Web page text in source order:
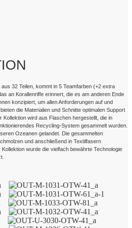
32 Teilen, kommt in 5 Teamfarben (+2 extra
an Korallenriffe erinnert, die es am anderen Ende
konzipiert, um allen Anforderungen auf und
die Materialien und Schnitte optimalen Support
Kollektion wird aus Flaschen hergestellt, die in
Recycling-System gesammelt wurden.
Ozeanen gelandet. Die gesammelten
und anschließend in Textilfasern
wurde die vielfach bewährte Technologie